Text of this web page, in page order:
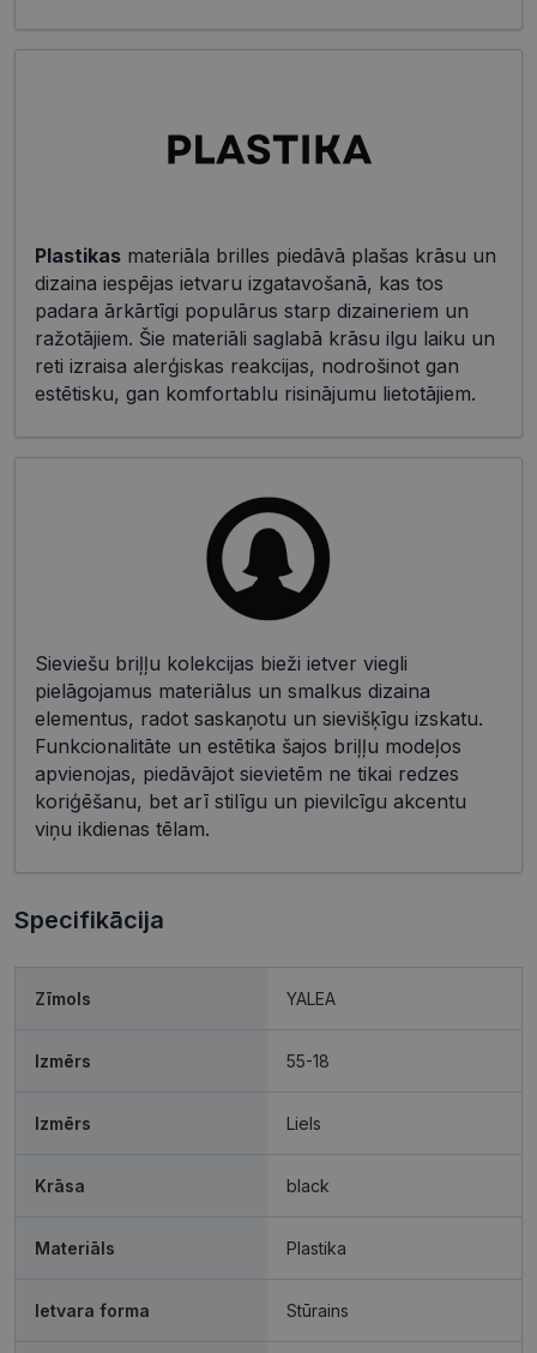
Plastikas materiāla brilles piedāvā plašas krāsu un
dizaina iespējas ietvaru izgatavošanā, kas tos
padara ārkārtīgi populārus starp dizaineriem un
ražotājiem. Šie materiāli saglabā krāsu ilgu laiku un
reti izraisa alerģiskas reakcijas, nodrošinot gan
estētisku, gan komfortablu risinājumu lietotājiem.
Sieviešu briļļu kolekcijas bieži ietver viegli
pielāgojamus materiālus un smalkus dizaina
elementus, radot saskaņotu un sievišķīgu izskatu.
Funkcionalitāte un estētika šajos briļļu modeļos
apvienojas, piedāvājot sievietēm ne tikai redzes
koriģēšanu, bet arī stilīgu un pievilcīgu akcentu
viņu ikdienas tēlam.
Specifikācija
Zīmols YALEA
Izmērs 55-18
Izmērs Liels
Krāsa black
Materiāls Plastika
Ietvara forma Stūrains